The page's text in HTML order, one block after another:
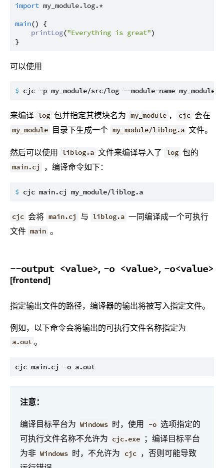
import my_module.log.*
main() {
printLog("Everything is great")
可以使用
$ cjc -p my_module/src/log --module-name
来编译 log 包并指定其模块名为 my_module ， cjc 会在
my_module 目录下生成一个 my_module/liblog.a 文件。
然后可以使用 liblog.a 文件来编译导入了 log 包的
main.cj ，编译命令如下：
$ cjc main.cj my_module/liblog.a
cjc 会将 main.cj 与 liblog.a 一同编译成一个可执行
文件 main 。
--output <value>, -o <value>, -o<value>
[frontend]
指定输出文件的路径，编译器的输出将被写入指定文件。
例如，以下命令会将输出的可执行文件名称指定为
a.out 。
注意：
编译目标平台为 Windows 时，使用 -o 选项指定的
可执行文件名称不允许为 cjc.exe
；编译目标平台
为非 Windows 时，不允许为 cjc ，否则可能导致